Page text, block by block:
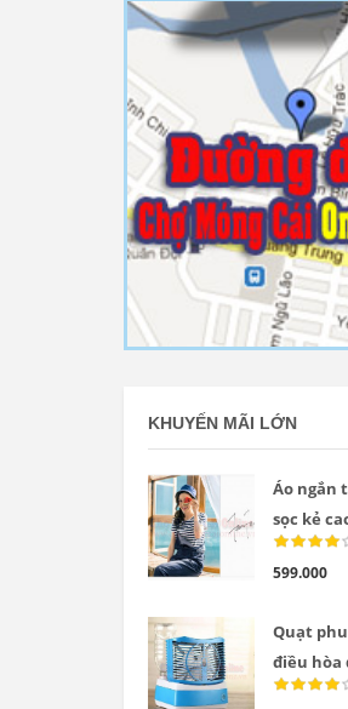
KHUYẾN MÃI LỚN
Áo ngắn
sọc kẻ
599.000
Quạt
điều hòa